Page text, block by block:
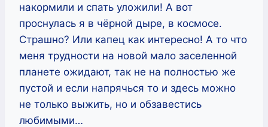
накормили и спать уложили! А вот
проснулась я в чёрной дыре, в космосе.
Страшно? Или капец как интересно! А то что
меня трудности на новой мало заселенной
планете ожидают, так не на полностью же
пустой и если напрячься то и здесь можно
не только выжить, но и обзавестись
любимыми…